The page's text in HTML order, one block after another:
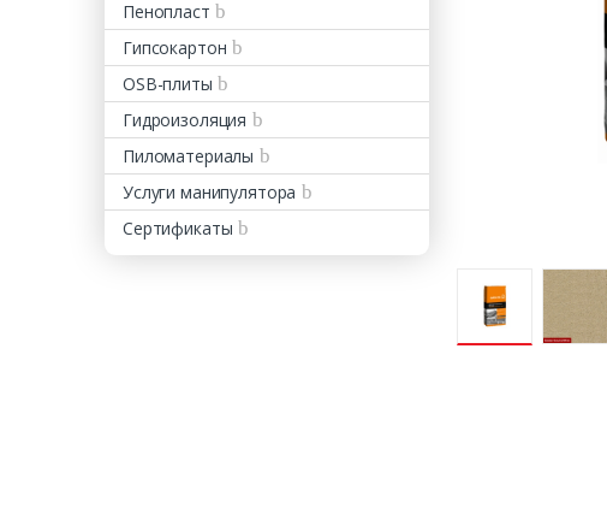
Пенопласт
Гипсокартон
OSB-плиты
Гидроизоляция
Пиломатериалы
Услуги манипулятора
Сертификаты